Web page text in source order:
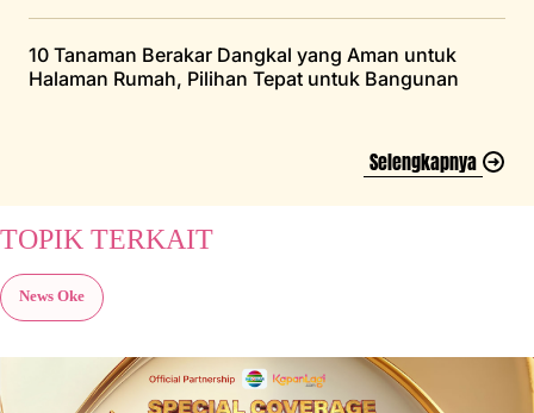
10 Tanaman Berakar Dangkal yang Aman untuk
Halaman Rumah, Pilihan Tepat untuk Bangunan
Selengkapnya
TOPIK TERKAIT
News Oke